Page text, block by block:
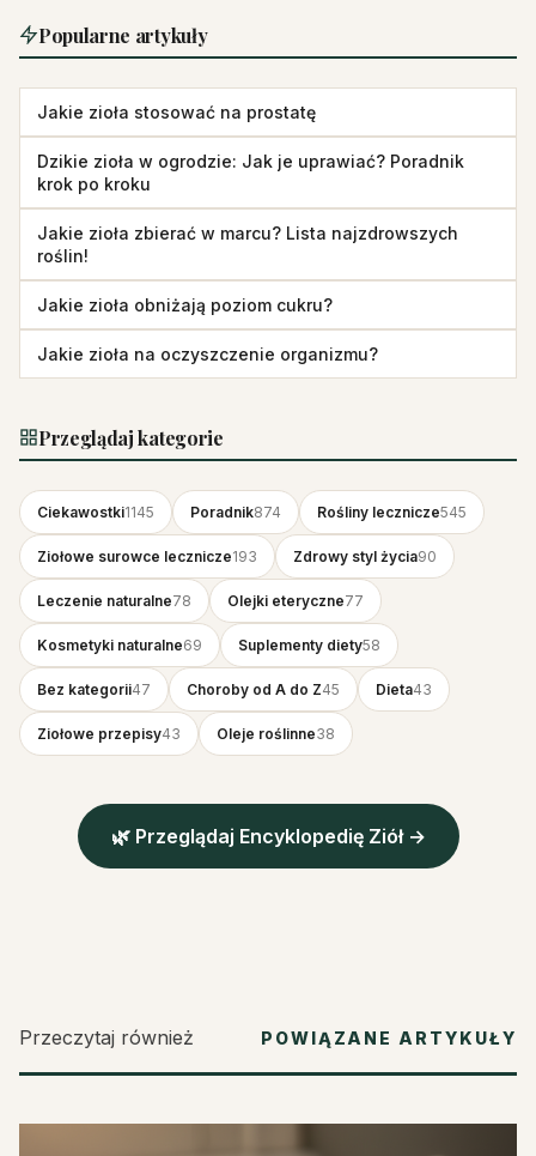
Popularne artykuły
Jakie zioła stosować na prostatę
Dzikie zioła w ogrodzie: Jak je uprawiać? Poradnik
krok po kroku
Jakie zioła zbierać w marcu? Lista najzdrowszych
roślin!
Jakie zioła obniżają poziom cukru?
Jakie zioła na oczyszczenie organizmu?
Przeglądaj kategorie
Ciekawostki1145 Poradnik874 Rośliny lecznicze545
Ziołowe surowce lecznicze193 Zdrowy styl życia90
Leczenie naturalne78 Olejki eteryczne77
Kosmetyki naturalne69 Suplementy diety58
Bez kategorii47 Choroby od A do Z45 Dieta43
Ziołowe przepisy43 Oleje roślinne38
🌿 Przeglądaj Encyklopedię Ziół →
Przeczytaj również POWIĄZANE ARTYKUŁY